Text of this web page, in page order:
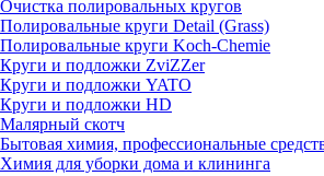
Очистка полировальных кругов
Полировальные круги Detail (Grass)
Полировальные круги Koch-Chemie
Круги и подложки ZviZZer
Круги и подложки YATO
Круги и подложки HD
Малярный скотч
Бытовая химия, профессиональные
Химия для уборки дома и клининга